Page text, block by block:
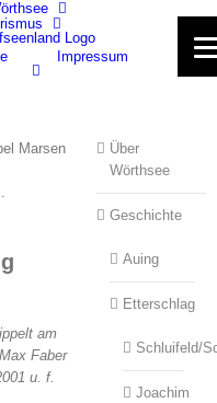
Impressum
Marsen
am
Faber
u. f.
Über
Wörthsee
Geschichte
Auing
Etterschlag
Schluifeld/
Joachim